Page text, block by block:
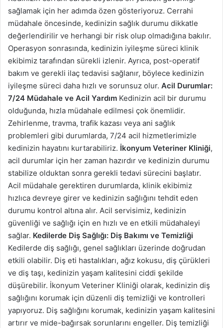
sağlamak için her adımda özen gösteriyoruz. Cerrahi
müdahale öncesinde, kedinizin sağlık durumu dikkatle
değerlendirilir ve herhangi bir risk olup olmadığına bakılır.
Operasyon sonrasında, kedinizin iyileşme süreci klinik
ekibimiz tarafından sürekli izlenir. Ayrıca, post-operatif
bakım ve gerekli ilaç tedavisi sağlanır, böylece kedinizin
iyileşme süreci daha hızlı ve sorunsuz olur. Acil Durumlar:
7/24 Müdahale ve Acil Yardım Kedinizin acil bir durumu
olduğunda, hızla müdahale edilmesi çok önemlidir.
Zehirlenme, travma, trafik kazası veya ani sağlık
problemleri gibi durumlarda, 7/24 acil hizmetlerimizle
kedinizin hayatını kurtarabiliriz. İkonyum Veteriner Kliniği,
acil durumlar için her zaman hazırdır ve kedinizin durumu
stabilize olduktan sonra gerekli tedavi sürecini başlatır.
Acil müdahale gerektiren durumlarda, klinik ekibimiz
hızlıca devreye girer ve kedinizin sağlığını tehdit eden
durumu kontrol altına alır. Acil servisimiz, kedinizin
güvenliği ve sağlığı için en hızlı ve en etkili müdahaleyi
sağlar. Kedilerde Diş Sağlığı: Diş Bakımı ve Temizliği
Kedilerde diş sağlığı, genel sağlıkları üzerinde doğrudan
etkili olabilir. Diş eti hastalıkları, ağız kokusu, diş çürükleri
ve diş taşı, kedinizin yaşam kalitesini ciddi şekilde
düşürebilir. İkonyum Veteriner Kliniği olarak, kedinizin diş
sağlığını korumak için düzenli diş temizliği ve kontrolleri
yapıyoruz. Diş sağlığını korumak, kedinizin yaşam kalitesini
artırır ve mide-bağırsak sorunlarını engeller. Diş temizliği